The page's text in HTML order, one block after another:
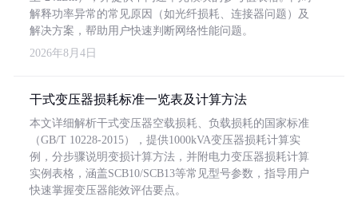
解释功率异常的常见原因（如光纤损耗、连接器问题）及
解决方案，帮助用户快速判断网络性能问题。
2026年8月4日
干式变压器损耗标准一览表及计算方法
本文详细解析干式变压器空载损耗、负载损耗的国家标准
（GB/T 10228-2015），提供1000kVA变压器损耗计算实
例，分步骤说明变损计算方法，并附电力变压器损耗计算
实例表格，涵盖SCB10/SCB13等常见型号参数，指导用户
快速掌握变压器能效评估要点。